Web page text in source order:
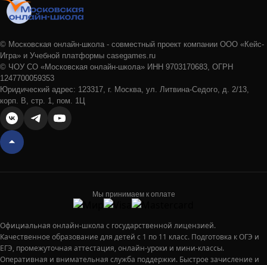
© Московская онлайн-школа - совместный проект компании ООО «Кейс-
Игра» и Учебной платформы casegames.ru
© ЧОУ СО «Московская онлайн-школа» ИНН 9703170683, ОГРН
1247700059353
Юридический адрес: 123317, г. Москва, ул. Литвина-Седого, д. 2/13,
корп. В, стр. 1, пом. 1Ц
Мы принимаем к оплате
Официальная онлайн-школа с государственной лицензией.
Качественное образование для детей с 1 по 11 класс. Подготовка к ОГЭ и
ЕГЭ, промежуточная аттестация, онлайн-уроки и мини-классы.
Оперативная и внимательная служба поддержки. Быстрое зачисление и